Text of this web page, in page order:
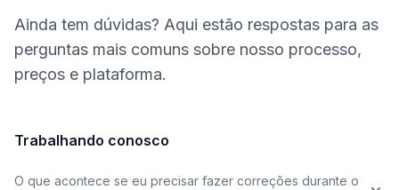
Ainda tem dúvidas? Aqui estão respostas para as
perguntas mais comuns sobre nosso processo,
preços e plataforma.
Trabalhando conosco
O que acontece se eu precisar fazer correções durante o